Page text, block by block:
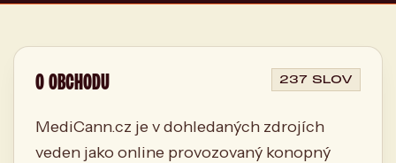
O OBCHODU 237 SLOV
MediCann.cz je v dohledaných zdrojích
veden jako online provozovaný konopný